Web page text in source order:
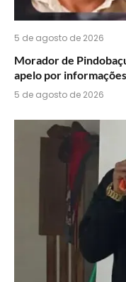
5 de agosto de 2026
Morador de
apelo por informações
5 de agosto de 2026